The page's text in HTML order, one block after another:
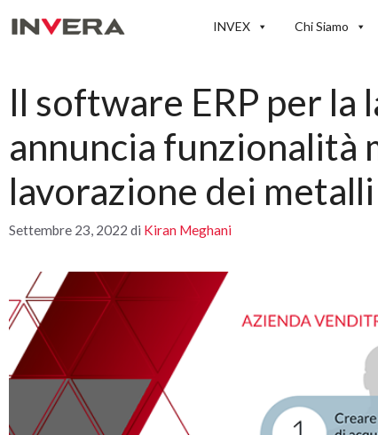
INVEX Chi Siamo
Il software ERP per la
annuncia funzionalità
lavorazione dei metalli
Settembre 23, 2022 di Kiran Meghani